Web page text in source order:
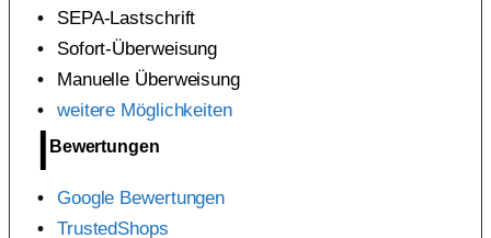
SEPA-Lastschrift
Sofort-Überweisung
Manuelle Überweisung
weitere Möglichkeiten
Bewertungen
Google Bewertungen
TrustedShops